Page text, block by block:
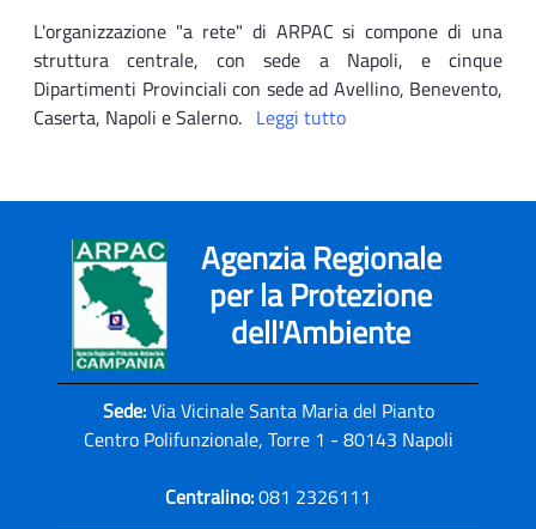
L'organizzazione "a rete" di ARPAC si compone di una
struttura centrale, con sede a Napoli, e cinque
Dipartimenti Provinciali con sede ad Avellino, Benevento,
Caserta, Napoli e Salerno. Leggi tutto
Agenzia Regionale
per la Protezione
dell'Ambiente
Sede:Via Vicinale Santa Maria del Pianto
Centro Polifunzionale, Torre 1 - 80143 Napoli
Centralino:081 2326111